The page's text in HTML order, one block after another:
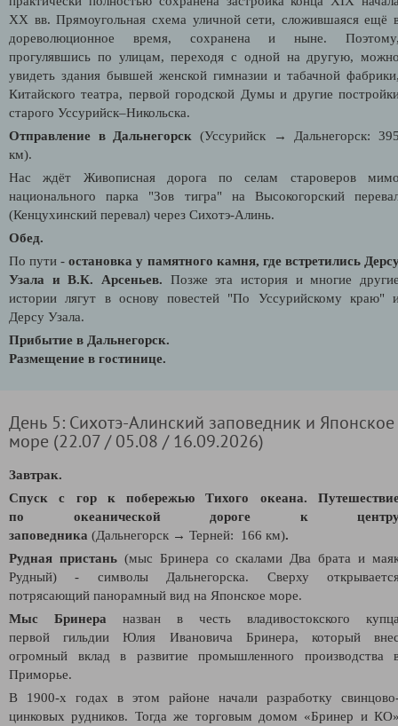
XX вв. Прямоугольная схема уличной сети, сложившаяся ещё
дореволюционное время, сохранена и ныне.
прогулявшись по улицам, переходя с одной на другую,
увидеть здания бывшей женской гимназии и табачной
Китайского театра, первой городской Думы и другие
старого Уссурийск–Никольска.
Отправление в Дальнегорск (Уссурийск → Дальнегорск:
км).
Нас ждёт Живописная дорога по селам староверов
национального парка "Зов тигра" на Высокогорский
(Кенцухинский перевал) через Сихотэ-Алинь.
Обед.
По пути -остановка у памятного камня, где встретились
Узала и В.К. Арсеньев. Позже эта история и многие
истории лягут в основу повестей "По Уссурийскому краю"
Дерсу Узала.
Прибытие в Дальнегорск.
Размещение в гостинице.
День 5: Сихотэ-Алинский заповедник и Японское
море (22.07 / 05.08 / 16.09.2026)
Завтрак.
Спуск с гор к побережью Тихого океана.
по океанической дороге к
заповедника (Дальнегорск → Терней: 166 км).
Рудная пристань (мыс Бринера со скалами Два брата и
Рудный) - символы Дальнегорска. Сверху
потрясающий панорамный вид на Японское море.
Мыс Бринера назван в честь владивостокского
первой гильдии Юлия Ивановича Бринера, который
огромный вклад в развитие промышленного производства
Приморье.
В 1900-х годах в этом районе начали разработку
цинковых рудников. Тогда же торговым домом «Бринер и